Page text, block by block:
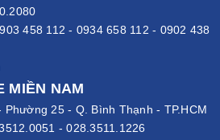
458 112 - 0934 658 112 - 0902 438
MIỀN NAM
25 - Q. Bình Thạnh - TP.HCM
-028.3511.1226